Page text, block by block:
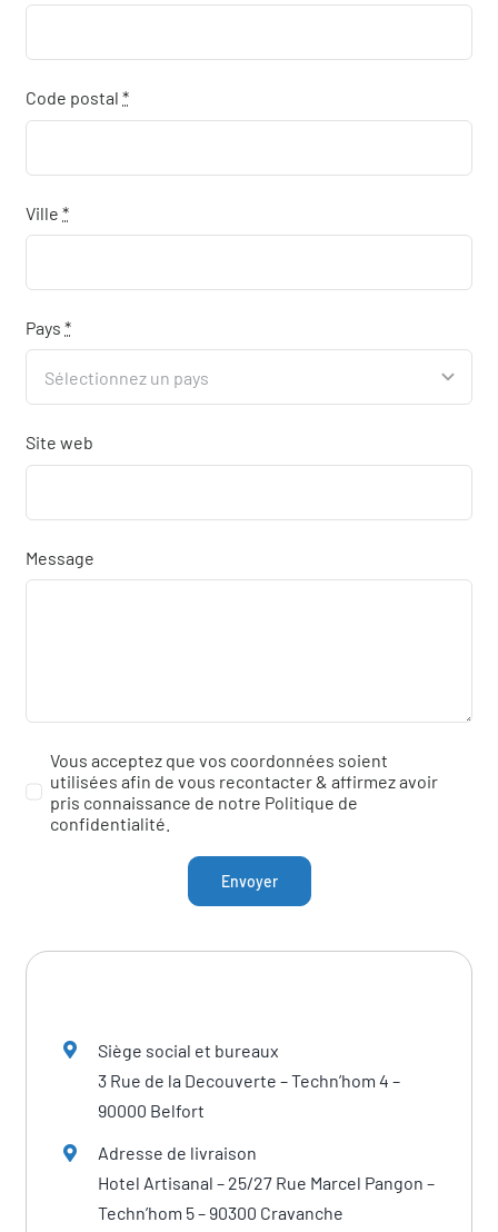
Code postal*
Ville*
Pays*
Site web
Message
Vous acceptez que vos coordonnées soient
utilisées afin de vous recontacter & affirmez avoir
pris connaissance de notre Politique de
confidentialité.
Envoyer
Siège social et bureaux
3 Rue de la Decouverte – Techn’hom 4 –
90000 Belfort
Adresse de livraison
Hotel Artisanal – 25/27 Rue Marcel Pangon –
Techn’hom 5 – 90300 Cravanche